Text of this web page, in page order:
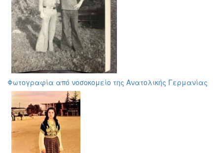
Φωτογραφία από νοσοκομείο της Ανατολικής Γερμανίας